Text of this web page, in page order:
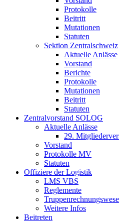
Protokolle
Beitritt
Mutationen
Statuten
Sektion Zentralschweiz
Aktuelle Anlässe
Vorstand
Berichte
Protokolle
Mutationen
Beitritt
Statuten
Zentralvorstand SOLOG
Aktuelle Anlässe
29.
Vorstand
Protokolle MV
Statuten
Offiziere der Logistik
LMS VBS
Reglemente
Weitere Infos
Beitreten